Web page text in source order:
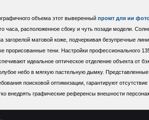
объема этот выверенный промт для ии
часа, расположенное сбоку и чуть позади модели.
матовой коже, подчеркивая безупречные
прорисованные тени. Настройки профессионального
идеальное оптическое отделение объекта от
небо в мягкую пастельную дымку. Представленные
поисковой оптимизации, гарантируют
внедрять графические референсы внешности